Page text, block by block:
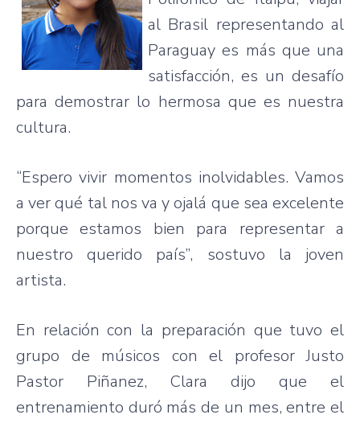
al Brasil representando al
Paraguay es más que una
satisfacción, es un desafío
para demostrar lo hermosa que es nuestra
cultura.
“Espero vivir momentos inolvidables. Vamos
a ver qué tal nos va y ojalá que sea excelente
porque estamos bien para representar a
nuestro querido país”, sostuvo la joven
artista.
En relación con la preparación que tuvo el
grupo de músicos con el profesor Justo
Pastor Piñanez, Clara dijo que el
entrenamiento duró más de un mes, entre el